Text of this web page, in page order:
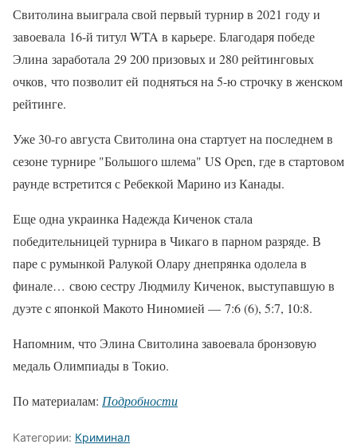
Свитолина выиграла свой первый турнир в 2021 году и
завоевала 16-й титул WTA в карьере. Благодаря победе
Элина заработала 29 200 призовых и 280 рейтинговых
очков, что позволит ей подняться на 5-ю строчку в женском
рейтинге.
Уже 30-го августа Свитолина она стартует на последнем в
сезоне турнире "Большого шлема" US Open, где в стартовом
раунде встретится с Ребеккой Марино из Канады.
Еще одна украинка Надежда Киченок стала
победительницей турнира в Чикаго в парном разряде. В
паре с румынкой Ралукой Олару днепрянка одолела в
финале… свою сестру Людмилу Киченок, выступавшую в
дуэте с японкой Макото Ниномией — 7:6 (6), 5:7, 10:8.
Напомним, что Элина Свитолина завоевала бронзовую
медаль Олимпиады в Токио.
По материалам: Подробности
Категории: Криминал